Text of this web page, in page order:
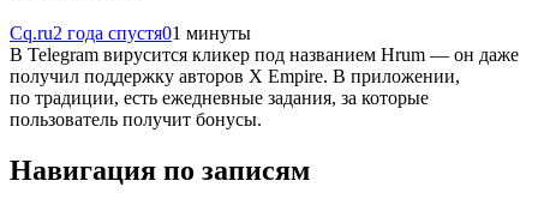
Cq.ru2 года спустя01 минуты
В Telegram вирусится кликер под названием Hrum — он даже
получил поддержку авторов X Empire. В приложении,
по традиции, есть ежедневные задания, за которые
пользователь получит бонусы.
Навигация по записям